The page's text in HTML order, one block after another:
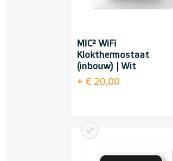
MIC² WiFi
Klokthermostaat
(inbouw) | Wit
+ € 20,00